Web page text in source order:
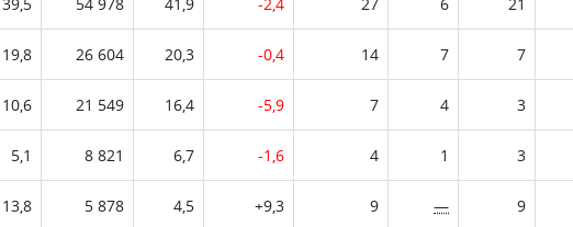
19,8 26 604 20,3 -0,4 14 7 7
10,6 21 549 16,4 -5,9 7 4 3
5,1 8 821 6,7 -1,6 4 1 3
13,8 5 878 4,5 +9,3 9 — 9